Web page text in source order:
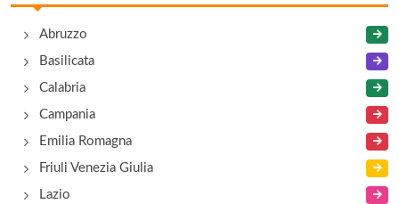
Antico Caffè
via Flaminia 86, Ancona
Astagno
via Astagno 35/A, Ancona
Abruzzo
Basilicata
Calabria
Campania
Emilia Romagna
Friuli Venezia Giulia
Lazio